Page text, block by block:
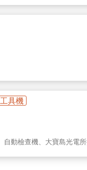
工具機
自動檢查機、大寶島光電